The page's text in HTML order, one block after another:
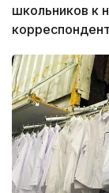
школьников к